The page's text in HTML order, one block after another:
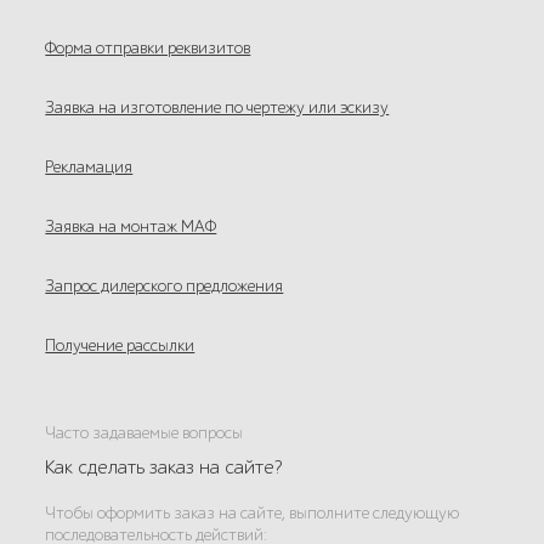
Форма отправки реквизитов
Заявка на изготовление по чертежу или эскизу
Рекламация
Заявка на монтаж МАФ
Запрос дилерского предложения
Получение рассылки
Часто задаваемые вопросы
Как сделать заказ на сайте?
Чтобы оформить заказ на сайте, выполните следующую
последовательность действий: